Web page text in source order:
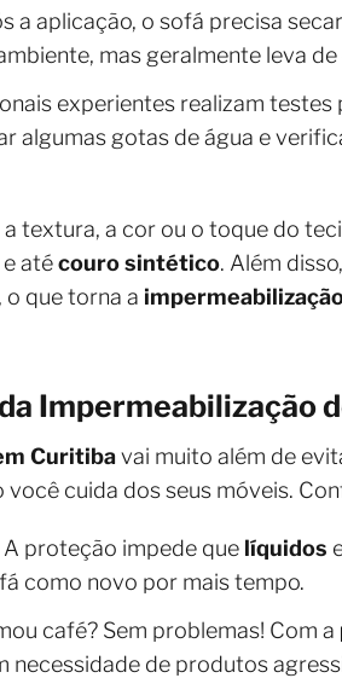
a aplicação, o sofá precisa
mas geralmente leva de
experientes realizam
algumas gotas de água e
textura, a cor ou o toque do
e atécouro sintético. Além
o que torna a
Impermeabilização
Curitibavai muito além de
cuida dos seus móveis.
A proteção impede que líquidos
como novo por mais tempo.
café? Sem problemas! Com a
necessidade de produtos